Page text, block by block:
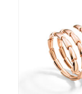
ansehen